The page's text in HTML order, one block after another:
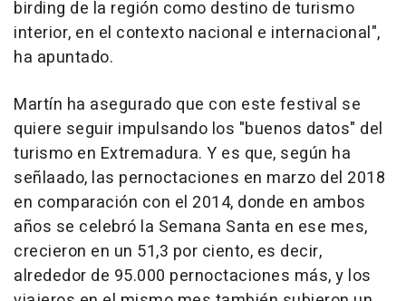
birding de la región como destino de turismo
interior, en el contexto nacional e internacional",
ha apuntado.
Martín ha asegurado que con este festival se
quiere seguir impulsando los "buenos datos" del
turismo en Extremadura. Y es que, según ha
señlaado, las pernoctaciones en marzo del 2018
en comparación con el 2014, donde en ambos
años se celebró la Semana Santa en ese mes,
crecieron en un 51,3 por ciento, es decir,
alrededor de 95.000 pernoctaciones más, y los